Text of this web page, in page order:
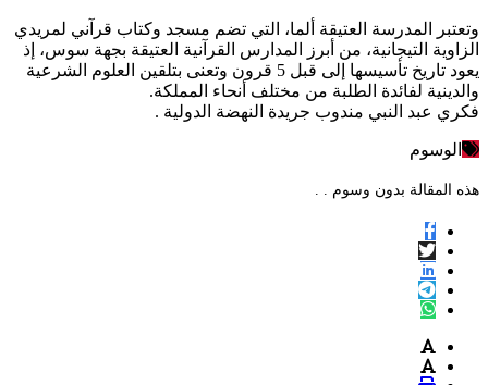
وتعتبر المدرسة العتيقة ألما، التي تضم مسجد وكتاب قرآني لمريدي
الزاوية التيجانية، من أبرز المدارس القرآنية العتيقة بجهة سوس، إذ
يعود تاريخ تأسيسها إلى قبل 5 قرون وتعنى بتلقين العلوم الشرعية
والدينية لفائدة الطلبة من مختلف أنحاء المملكة.
فكري عبد النبي مندوب جريدة النهضة الدولية .
الوسوم
هذه المقالة بدون وسوم . .